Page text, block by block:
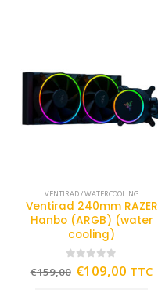
VENTIRAD / WATERCOOLING
Ventirad 240mm RAZER
Hanbo (ARGB) (water
cooling)
out of 5
€159,00 €109,00 TTC